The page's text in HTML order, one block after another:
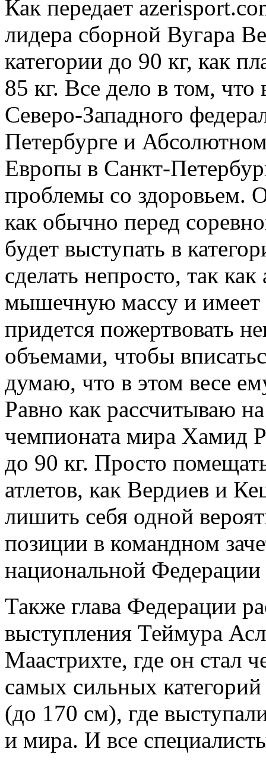
Как передает
лидера сборной Вугара
категории до 90 кг, как
85 кг. Все дело в том,
Северо-Западного
Петербурге и
Европы в Санкт-
проблемы со здоровьем.
как обычно перед
будет выступать в
сделать непросто, так
мышечную массу и имеет
придется пожертвовать
объемами, чтобы
думаю, что в этом весе
Равно как рассчитываю
чемпионата мира Хамид
до 90 кг. Просто
атлетов, как Вердиев и
лишить себя одной
позиции в командном
национальной
Также глава Федерации
выступления Теймура
Маастрихте, где он стал
самых сильных
(до 170 см), где
и мира. И все